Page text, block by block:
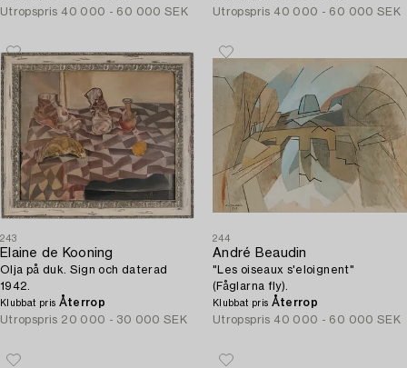
Utropspris 40 000 - 60 000 SEK
Utropspris 40 000 - 60 000 SEK
243
Elaine de Kooning
Olja på duk. Sign och daterad
1942.
Klubbat pris Återrop
Utropspris 20 000 - 30 000 SEK
244
André Beaudin
"Les oiseaux s'eloignent"
(Fåglarna fly).
Klubbat pris Återrop
Utropspris 40 000 - 60 000 SEK